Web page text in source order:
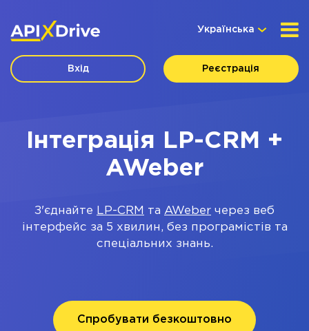
Українська
Вхід Реєстрація
Інтеграція LP-CRM +
AWeber
З'єднайте LP-CRM та AWeber через веб
інтерфейс за 5 хвилин, без програмістів та
спеціальних знань.
Спробувати безкоштовно